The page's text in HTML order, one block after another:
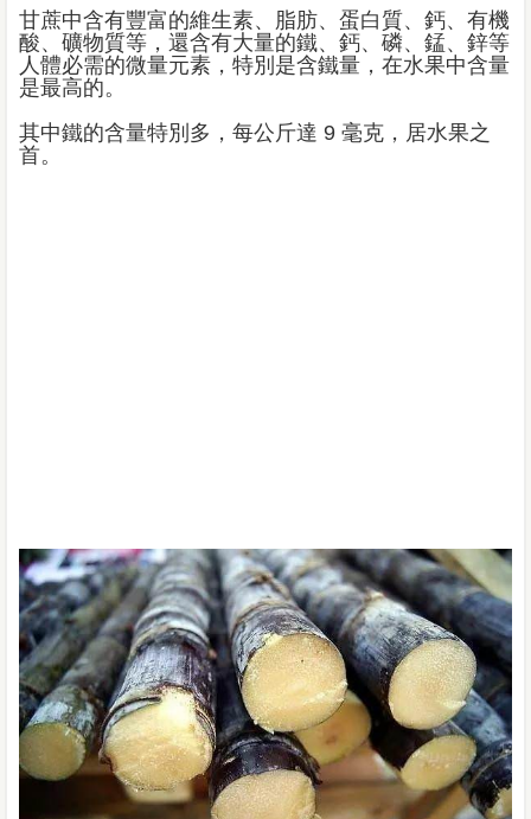
甘蔗中含有豐富的維生素、脂肪、蛋白質、鈣、有機
酸、礦物質等，還含有大量的鐵、鈣、磷、錳、鋅等
人體必需的微量元素，特別是含鐵量，在水果中含量
是最高的。
其中鐵的含量特別多，每公斤達 9 毫克，居水果之
首。